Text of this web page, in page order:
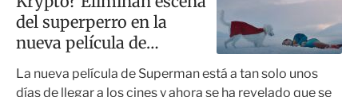
del superperro en la
nueva película de
Superman
La nueva película de Superman está a tan solo unos
días de llegar a los cines y ahora se ha revelado que se